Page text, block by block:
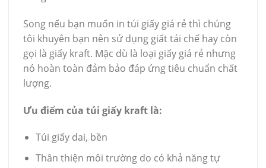
Song nếu bạn muốn in túi giấy giá rẻ thì chúng
tôi khuyên bạn nên sử dụng giất tái chế hay còn
gọi là giấy kraft. Mặc dù là loại giấy giá rẻ nhưng
nó hoàn toàn đảm bảo đáp ứng tiêu chuẩn chất
lượng.
Ưu điểm của túi giấy kraft là:
Túi giấy dai, bền
Thân thiện môi trường do có khả năng tự